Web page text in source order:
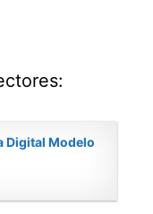
Digital Modelo